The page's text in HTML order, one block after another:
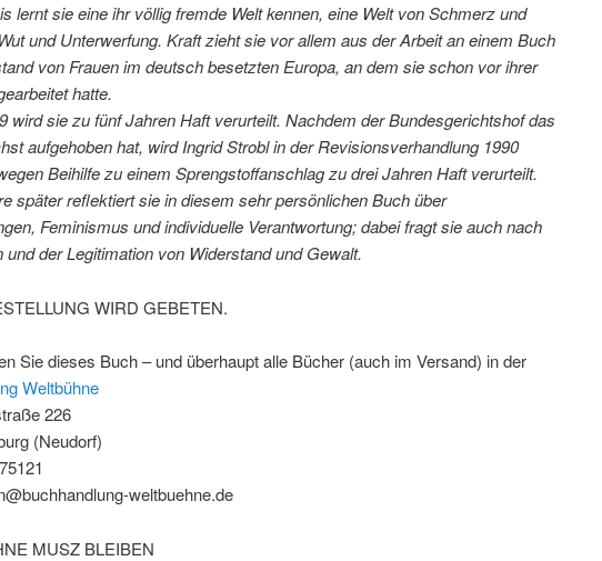
lernt sie eine ihr völlig fremde Welt kennen, eine Welt von Schmerz und
und Unterwerfung. Kraft zieht sie vor allem aus der Arbeit an einem Buch
von Frauen im deutsch besetzten Europa, an dem sie schon vor ihrer
hatte.
wird sie zu fünf Jahren Haft verurteilt. Nachdem der Bundesgerichtshof das
aufgehoben hat, wird Ingrid Strobl in der Revisionsverhandlung 1990
Beihilfe zu einem Sprengstoffanschlag zu drei Jahren Haft verurteilt.
später reflektiert sie in diesem sehr persönlichen Buch über
Feminismus und individuelle Verantwortung; dabei fragt sie auch nach
und der Legitimation von Widerstand und Gewalt.
WIRD GEBETEN.
Sie dieses Buch – und überhaupt alle Bücher (auch im Versand) in der
Weltbühne
226
(Neudorf)
weltbuehne.de
MUSZ BLEIBEN